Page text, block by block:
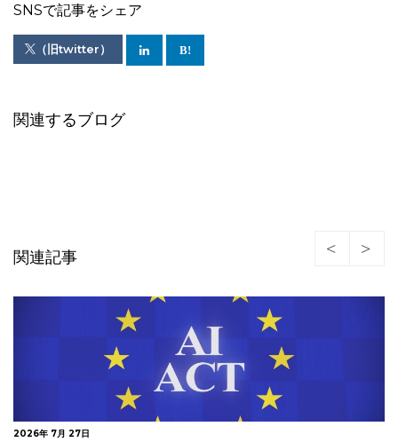
SNSで記事をシェア
（旧twitter）
関連するブログ
関連記事
2026年 7月 27日